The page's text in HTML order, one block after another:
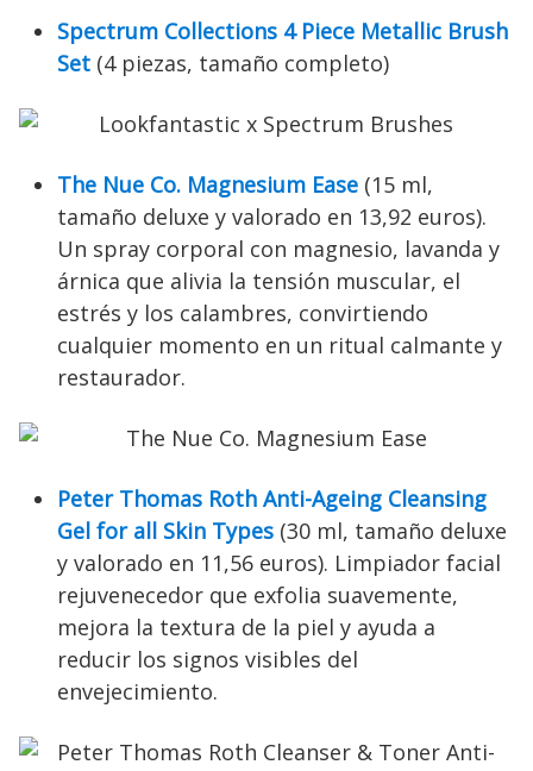
Spectrum Collections 4 Piece Metallic Brush
Set (4 piezas, tamaño completo)
The Nue Co. Magnesium Ease (15 ml,
tamaño deluxe y valorado en 13,92 euros).
Un spray corporal con magnesio, lavanda y
árnica que alivia la tensión muscular, el
estrés y los calambres, convirtiendo
cualquier momento en un ritual calmante y
restaurador.
Peter Thomas Roth Anti-Ageing Cleansing
Gel for all Skin Types (30 ml, tamaño deluxe
y valorado en 11,56 euros). Limpiador facial
rejuvenecedor que exfolia suavemente,
mejora la textura de la piel y ayuda a
reducir los signos visibles del
envejecimiento.